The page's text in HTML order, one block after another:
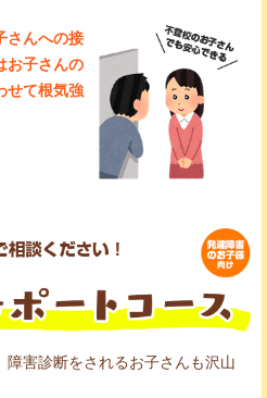
さんへの接
お子さんの
せて根気強
害診断をされるお子さんも沢山